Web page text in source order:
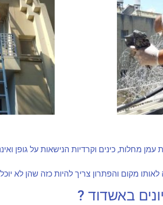
מחלות, כינים וקרדיות הנישאות על גופן
לאותו מקום והפתרון צריך להיות כזה שהן לא
באשדוד ?